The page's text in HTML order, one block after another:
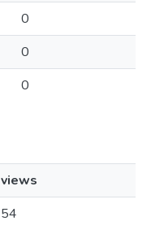
0
0
0
views
54